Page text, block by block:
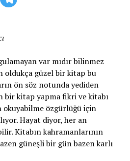
var mıdır bilinmez
oldukça güzel bir kitap bu
ön söz notunda yediden
bir kitap yapma fikri ve kitabı
okuyabilme özgürlüğü için
Hayat diyor, her an
Kitabın kahramanlarının
güneşli bir gün bazen karlı